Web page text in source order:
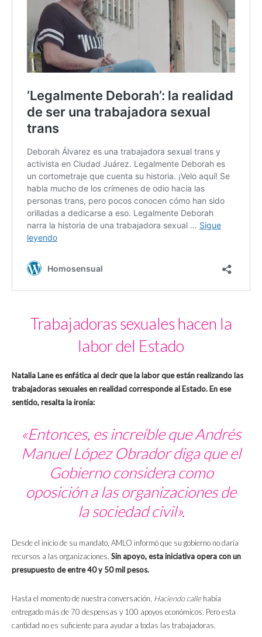
Trabajadoras sexuales hacen la
labor del Estado
Natalia Lane es enfática al decir que la labor que están realizando las
trabajadoras sexuales en realidad corresponde al Estado. En ese
sentido, resalta la ironía:
«Entonces, es increíble que Andrés
Manuel López Obrador diga que el
Gobierno considera como
oposición a las organizaciones de
la sociedad civil».
Desde el inicio de su mandato, AMLO informó que su gobierno no daría
recursos a las organizaciones. Sin apoyo, esta iniciativa opera con un
presupuesto de entre 40 y 50 mil pesos.
Hasta el momento de nuestra conversación, Haciendo calle había
entregado más de 70 despensas y 100 apoyos económicos. Pero esta
cantidad no es suficiente para ayudar a todas las trabajadoras.